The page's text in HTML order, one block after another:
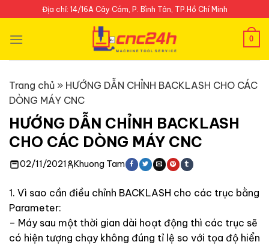
to
content
Địa chỉ: 14/16A Cây Cám, P. Bình Tân, TP.Hồ Chí Minh
0
Trang chủ » HƯỚNG DẪN CHỈNH BACKLASH CHO CÁC
DÒNG MÁY CNC
HƯỚNG DẪN CHỈNH BACKLASH
CHO CÁC DÒNG MÁY CNC
02/11/2021 Khuong Tam
1. Vì sao cần điều chỉnh BACKLASH cho các trục bằng
Parameter:
– Máy sau một thời gian dài hoạt động thì các trục sẽ
có hiện tượng chạy không đúng tỉ lệ so với tọa độ hiển